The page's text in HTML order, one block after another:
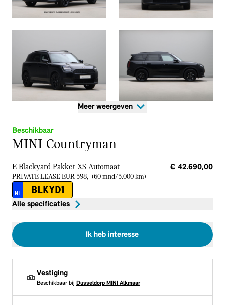
Meer weergeven
Beschikbaar
MINI Countryman
E Blackyard Pakket XS Automaat € 42.690,00
PRIVATE LEASE EUR 598,- (60 mnd/5.000 km)
NL BLKYD1
Alle specificaties
Ik heb interesse
Vestiging
Beschikbaar bij Dusseldorp MINI Alkmaar